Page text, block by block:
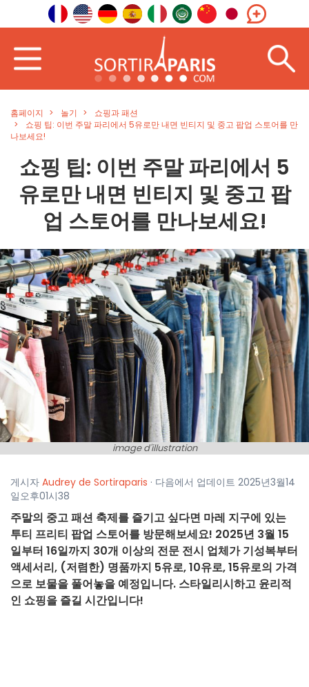
홈페이지 놀기
쇼핑과 패션
쇼핑 팁: 이번 주말 파리에서 5유로만 내면 빈티지 및 중고 팝업 스토어를 만
나보세요!
쇼핑 팁: 이번 주말 파리에서 5
유로만 내면 빈티지 및 중고 팝
업 스토어를 만나보세요!
image d'illustration
게시자 Audrey de Sortiraparis · 다음에서 업데이트 2025년3월14
일오후01시38
주말의 중고 패션 축제를 즐기고 싶다면 마레 지구에 있는
투티 프리티 팝업 스토어를 방문해보세요! 2025년 3월 15
일부터 16일까지 30개 이상의 전문 전시 업체가 기성복부터
액세서리, (저렴한) 명품까지 5유로, 10유로, 15유로의 가격
으로 보물을 풀어놓을 예정입니다. 스타일리시하고 윤리적
인 쇼핑을 즐길 시간입니다!